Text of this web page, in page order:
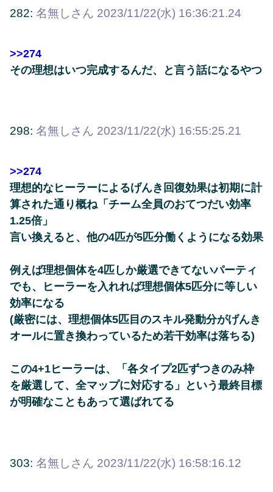
282: 名無しさん 2023/11/22(水) 16:36:21.24
>>274
その理想はいつ完成するんだ、と言う話になるやつ
298: 名無しさん 2023/11/22(水) 16:55:25.21
>>274
理想的なヒーラーによるげんき回復効果は初期に計
算された通り概ね「チーム全員のおてつだい効率
1.25倍」
言い換えると、他の4匹が5匹分働くようになる効果
例えば理想個体を4匹しか厳選できてないパーティ
でも、ヒーラーを入れれば理想個体5匹分に等しい
効率になる
(厳密には、理想個体5匹目のスキル発動分がげんき
オールに置き換わっているため若干効率は落ちる)
この4+1ヒーラーは、「各タイプ2匹ずつきのみ枠
を厳選して、全マップに対応する」という最終目標
が明確なこともあって選ばれてる
303: 名無しさん 2023/11/22(水) 16:58:16.12